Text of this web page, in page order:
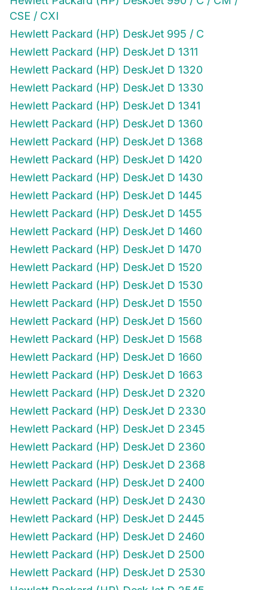
CSE / CXI
Hewlett Packard (HP) DeskJet 995 / C
Hewlett Packard (HP) DeskJet D 1311
Hewlett Packard (HP) DeskJet D 1320
Hewlett Packard (HP) DeskJet D 1330
Hewlett Packard (HP) DeskJet D 1341
Hewlett Packard (HP) DeskJet D 1360
Hewlett Packard (HP) DeskJet D 1368
Hewlett Packard (HP) DeskJet D 1420
Hewlett Packard (HP) DeskJet D 1430
Hewlett Packard (HP) DeskJet D 1445
Hewlett Packard (HP) DeskJet D 1455
Hewlett Packard (HP) DeskJet D 1460
Hewlett Packard (HP) DeskJet D 1470
Hewlett Packard (HP) DeskJet D 1520
Hewlett Packard (HP) DeskJet D 1530
Hewlett Packard (HP) DeskJet D 1550
Hewlett Packard (HP) DeskJet D 1560
Hewlett Packard (HP) DeskJet D 1568
Hewlett Packard (HP) DeskJet D 1660
Hewlett Packard (HP) DeskJet D 1663
Hewlett Packard (HP) DeskJet D 2320
Hewlett Packard (HP) DeskJet D 2330
Hewlett Packard (HP) DeskJet D 2345
Hewlett Packard (HP) DeskJet D 2360
Hewlett Packard (HP) DeskJet D 2368
Hewlett Packard (HP) DeskJet D 2400
Hewlett Packard (HP) DeskJet D 2430
Hewlett Packard (HP) DeskJet D 2445
Hewlett Packard (HP) DeskJet D 2460
Hewlett Packard (HP) DeskJet D 2500
Hewlett Packard (HP) DeskJet D 2530
Hewlett Packard (HP) DeskJet D 2545